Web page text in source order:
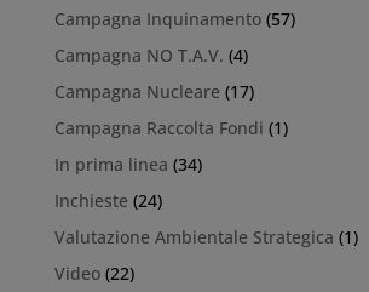
Campagna Inquinamento(57)
Campagna NO T.A.V. (4)
Campagna Nucleare (17)
Campagna Raccolta Fondi (1)
In prima linea (34)
Inchieste (24)
Valutazione Ambientale Strategica (1)
Video(22)